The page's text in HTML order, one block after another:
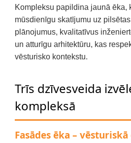
Kompleksu papildina jaunā ēka,
mūsdienīgu skatījumu uz
plānojumus, kvalitatīvus
un atturīgu arhitektūru, kas
vēsturisko kontekstu.
Trīs dzīvesveida
kompleksā
Fasādes ēka –